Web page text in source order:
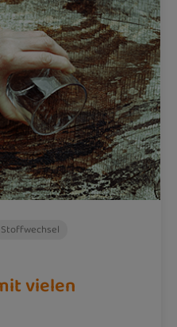
Stoffwechsel
vielen